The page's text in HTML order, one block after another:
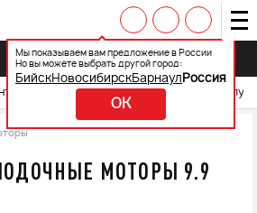
Мы показываем вам предложение в России
Но вы можете выбрать другой город:
БийскНовосибирскБарнаул Россия
OK
Выберите свой мотоцикл и
МОТОРЫ 9.9